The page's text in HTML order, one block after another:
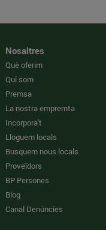
Nosaltres
Què oferim
Qui som
Premsa
La nostra empremta
Incorpora't
Lloguem locals
Busquem nous locals
Proveïdors
BP Persones
Blog
Canal Denúncies